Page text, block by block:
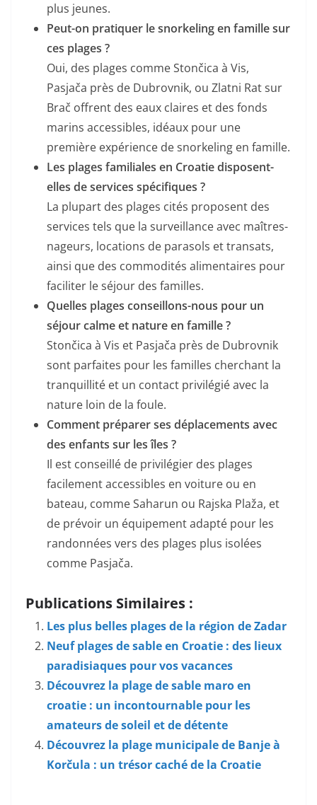
plus jeunes.
Peut-on pratiquer le snorkeling en famille sur
ces plages ?
Oui, des plages comme Stončica à Vis,
Pasjača près de Dubrovnik, ou Zlatni Rat sur
Brač offrent des eaux claires et des fonds
marins accessibles, idéaux pour une
première expérience de snorkeling en famille.
Les plages familiales en Croatie disposent-
elles de services spécifiques ?
La plupart des plages cités proposent des
services tels que la surveillance avec maîtres-
nageurs, locations de parasols et transats,
ainsi que des commodités alimentaires pour
faciliter le séjour des familles.
Quelles plages conseillons-nous pour un
séjour calme et nature en famille ?
Stončica à Vis et Pasjača près de Dubrovnik
sont parfaites pour les familles cherchant la
tranquillité et un contact privilégié avec la
nature loin de la foule.
Comment préparer ses déplacements avec
des enfants sur les îles ?
Il est conseillé de privilégier des plages
facilement accessibles en voiture ou en
bateau, comme Saharun ou Rajska Plaža, et
de prévoir un équipement adapté pour les
randonnées vers des plages plus isolées
comme Pasjača.
Publications Similaires :
Les plus belles plages de la région de Zadar
Neuf plages de sable en Croatie : des lieux
paradisiaques pour vos vacances
Découvrez la plage de sable maro en
croatie : un incontournable pour les
amateurs de soleil et de détente
Découvrez la plage municipale de Banje à
Korčula : un trésor caché de la Croatie